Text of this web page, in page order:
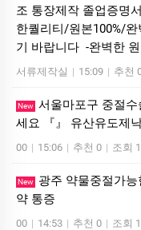
조 통장제작 졸업증명
한퀄리티/원본100%/
기 바랍니다 -완벽한
서류제작실 | 15:09 | 추천
New 서울마포구 중절
세요 『』 유산유도제
00 | 15:06 | 추천 0 | 조회 1
New
광주 약물중절가
약 통증
00 | 14:53 | 추천 0 | 조회 1